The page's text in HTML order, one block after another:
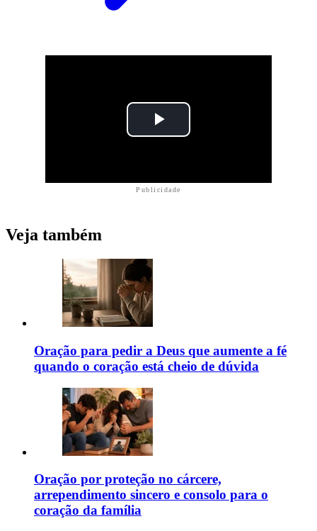
Publicidade
Veja também
Oração para pedir a Deus que aumente a fé
quando o coração está cheio de dúvida
Oração por proteção no cárcere,
arrependimento sincero e consolo para o
coração da família